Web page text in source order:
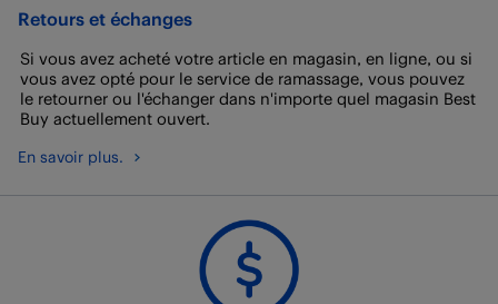
Retours et échanges
Si vous avez acheté votre article en magasin, en ligne, ou si
vous avez opté pour le service de ramassage, vous pouvez
le retourner ou l'échanger dans n'importe quel magasin Best
Buy actuellement ouvert.
En savoir plus.